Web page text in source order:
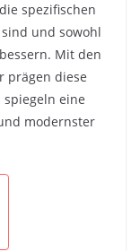
spezifischen
und sowohl
Mit den
prägen diese
eine
modernster